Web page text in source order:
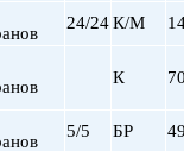
24/24К/М
К 70
5/5 БР 49